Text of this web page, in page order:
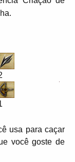
usa para caçar
você goste de